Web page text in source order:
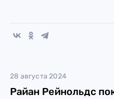
28 августа 2024
Райан Рейнольдс